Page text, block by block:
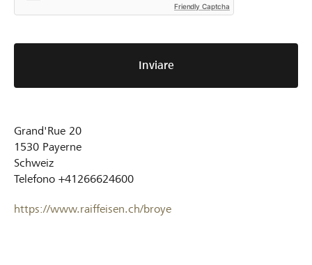
Friendly Captcha
Inviare
Grand'Rue 20
1530 Payerne
Schweiz
Telefono +41266624600
https://www.raiffeisen.ch/broye